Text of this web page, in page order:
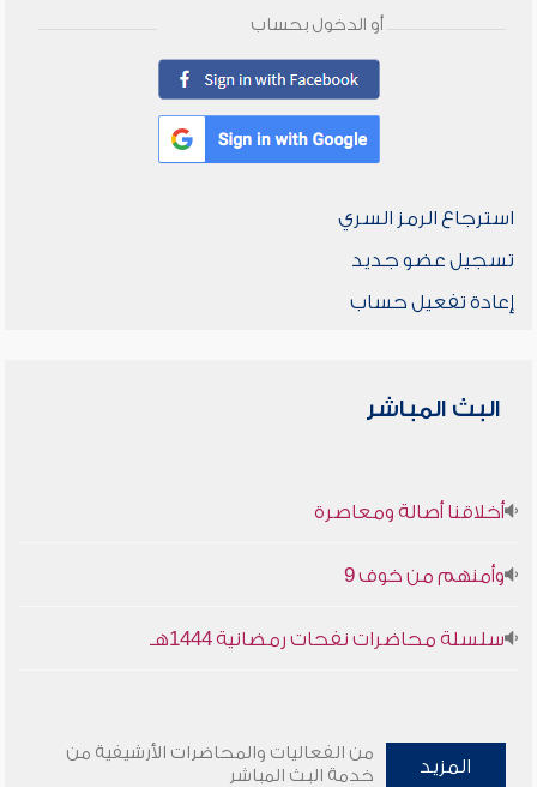
أو الدخول بحساب
استرجاع الرمز السري
تسجيل عضو جديد
إعادة تفعيل حساب
البث المباشر
أخلاقنا أصالة ومعاصرة
وأمنهم من خوف 9
سلسلة محاضرات نفحات رمضانية 1444هـ
المزيد
من الفعاليات والمحاضرات الأرشيفية من
خدمة البث المباشر